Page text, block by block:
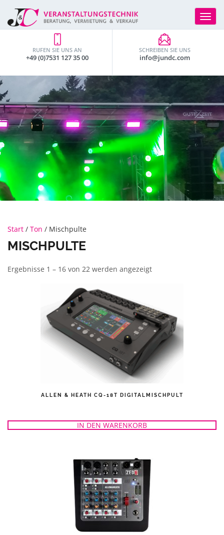
Toggle
SCHREIBEN SIE UNS
info@jundc.com
RUFEN SIE UNS AN
+49 (0)7531 127 35 00
Start / Ton / Mischpulte
MISCHPULTE
Ergebnisse 1 – 16 von 22 werden angezeigt
ALLEN & HEATH CQ-18T DIGITALMISCHPULT
IN DEN WARENKORB